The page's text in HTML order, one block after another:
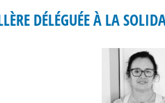
DÉLÉGUÉE À LA